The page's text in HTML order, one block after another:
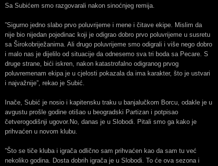
Sa Subićem smo razgovarali nakon sinoćnjeg remija.
”Sigurno jedno slabo prvo poluvrijeme i mene i čitave ekipe. Mislim da
nije bio nijedan pojedinac koji je odigrao dobro prvo poluvrijeme u susretu
sa Širokobriježanima. Ali drugo poluvrijeme smo odigrali i više nego dobro
i malo nas je dijelilo od situacije da odnesemo sva tri boda sa Pecare. S
druge strane, bići iskren, nakon katastrofalno odigranog prvog
poluvremenam ekipa je u cjelosti pokazala da ima karakter, što je ustvari
i najvažnije”, rekao je Subić.
Inače, Subić je nosio i kapitensku traku u banjalučkom Borcu, odakle je u
avgustu prošle godine otišao u beogradski Partizan i potpisao
četverogodišnji ugovor.No, danas je u Slobodi. Pitali smo ga kako je
prihvaćen u novom klubu.
”Što se tiče kluba i igrača odlično sam prihvaćen kao da sam tu već
nekoliko godina. Dosta dobrih igrača je u Slobodi. To će ova sezona i